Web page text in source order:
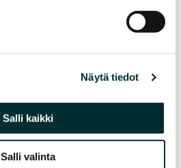
Näytä tiedot
Salli kaikki
Salli valinta